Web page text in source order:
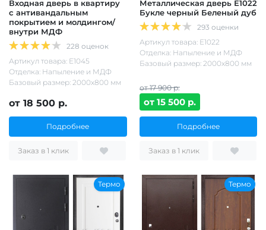
Входная дверь в квартиру
с антивандальным
покрытием и молдингом/
внутри МДФ
228 оценок
Артикул товара: Е1045
Отделка: Напыление и МДФ
Базовый размер: 2000х800 мм
от 18 500 р.
Подробнее
Заказ в 1 клик
Металлическая дверь Е1022
Букле черный Беленый дуб
293 оценки
Артикул товара: Е1022
Отделка: Напыление и МДФ
Базовый размер: 2000х800 мм
от 17 900 р.
от 15 500 р.
Подробнее
Заказ в 1 клик
Термо Термо